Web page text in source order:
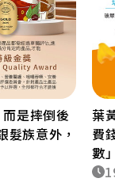
是摔倒後
髮族意外，
葉
費
數